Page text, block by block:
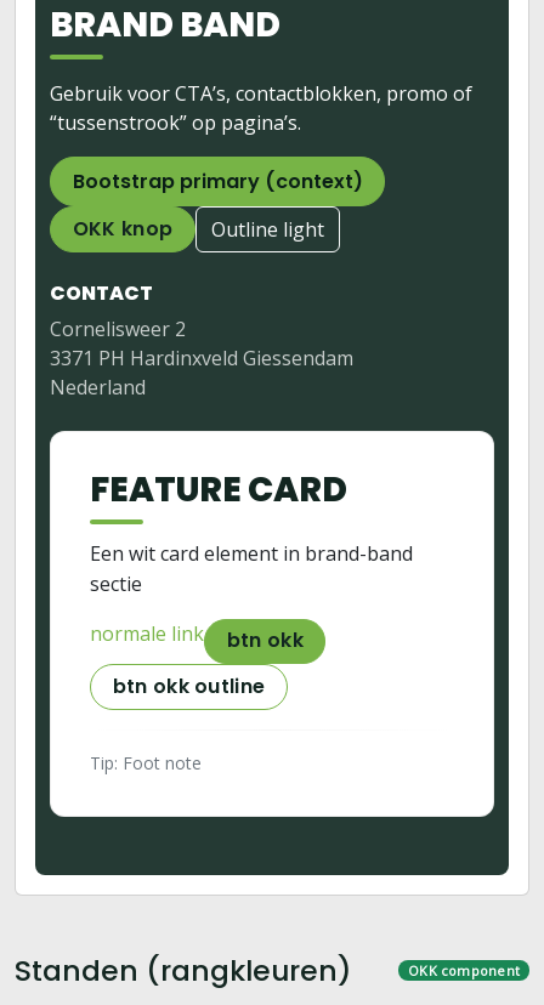
BRAND BAND
Gebruik voor CTA’s, contactblokken, promo of
“tussenstrook” op pagina’s.
Bootstrap primary (context)
OKK knop
Outline light
CONTACT
Cornelisweer 2
3371 PH Hardinxveld Giessendam
Nederland
FEATURE CARD
Een wit card element in brand-band
sectie
normale link
btn okk
btn okk outline
Tip: Foot note
Standen (rangkleuren) OKK component